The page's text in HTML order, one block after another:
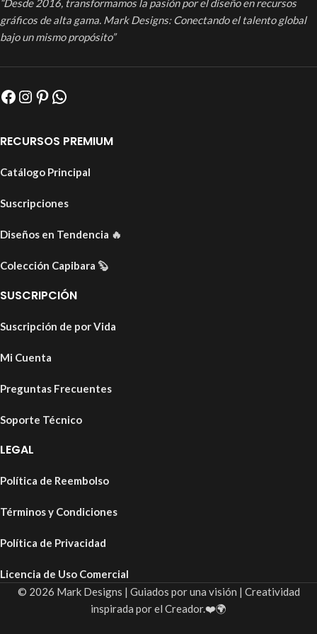
“Desde 2016, transformamos la pasión por el diseño en recursos
gráficos de alta gama. Mark Designs: Conectando el talento global
bajo un mismo propósito”
RECURSOS PREMIUM
Catálogo Principal
Suscripciones
Diseños en Tendencia 🔥
Colección Capibara 🦫
SUSCRIPCIÓN
Suscripción de por Vida
Mi Cuenta
Preguntas Frecuentes
Soporte Técnico
LEGAL
Política de Reembolso
Términos y Condiciones
Política de Privacidad
Licencia de Uso Comercial
© 2026 Mark Designs | Guiados por una visión | Creatividad
inspirada por el Creador.❤️🌍